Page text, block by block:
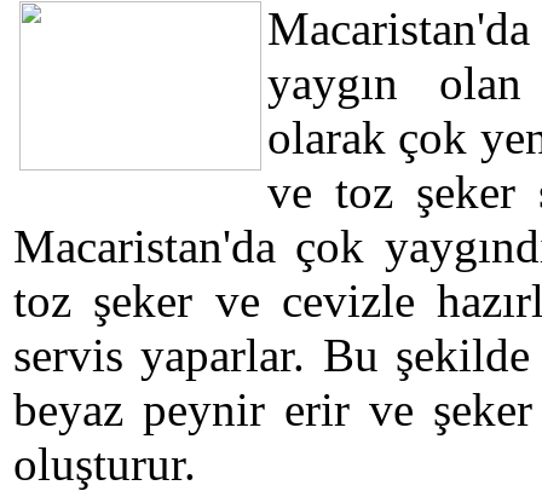
yaygın
olarak çok
ve toz şeker
Macaristan'da çok
toz şeker ve cevizle
servis yaparlar. Bu
beyaz peynir erir ve
oluşturur.